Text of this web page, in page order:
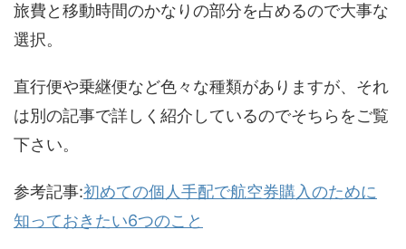
旅費と移動時間のかなりの部分を占めるので大事な
選択。
直行便や乗継便など色々な種類がありますが、それ
は別の記事で詳しく紹介しているのでそちらをご覧
下さい。
参考記事:初めての個人手配で航空券購入のために
知っておきたい6つのこと